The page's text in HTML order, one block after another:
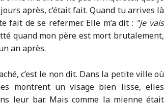
après, c’était fait. Quand tu arrives là
fait de se refermer. Elle m’a dit :
je vais
quand mon père est mort brutalement,
an après.
c’est le non dit. Dans la petite ville où
montrent un visage bien lisse, elles
leur bar. Mais comme la mienne était